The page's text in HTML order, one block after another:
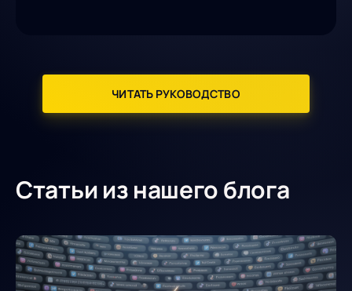
ЧИТАТЬ РУКОВОДСТВО
Статьи из нашего блога